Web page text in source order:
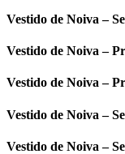
Vestido de Noiva –
Vestido de Noiva –
Vestido de Noiva –
Vestido de Noiva –
Vestido de Noiva –